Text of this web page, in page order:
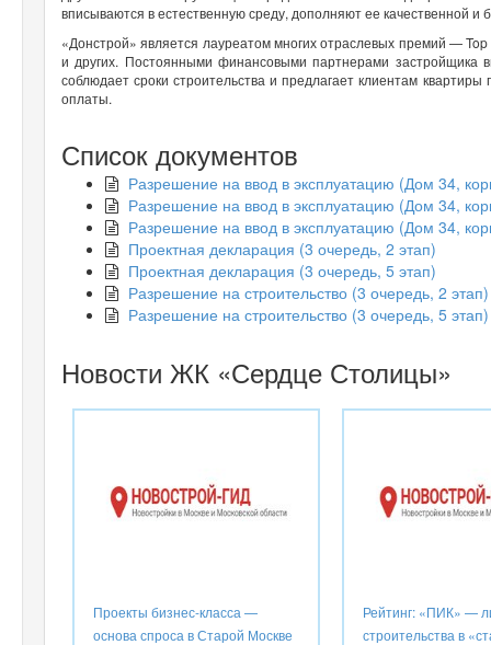
вписываются в естественную среду, дополняют ее качественной
«Донстрой» является лауреатом многих отраслевых премий —
и других. Постоянными финансовыми партнерами застройщика
соблюдает сроки строительства и предлагает клиентам
оплаты.
Список документов
Разрешение на ввод в эксплуатацию (Дом 34,
Разрешение на ввод в эксплуатацию (Дом 34,
Разрешение на ввод в эксплуатацию (Дом 34,
Проектная декларация (3 очередь, 2 этап)
Проектная декларация (3 очередь, 5 этап)
Разрешение на строительство (3 очередь, 2 этап)
Разрешение на строительство (3 очередь, 5 этап)
Новости ЖК «Сердце Столицы»
Проекты бизнес-класса —
основа спроса в Старой Москве
Рейтинг: «ПИК» —
строительства в